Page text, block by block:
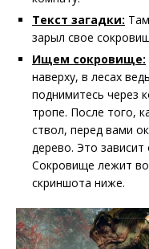
Текст загадки:
зарыл свое
Ищем сокровище:
наверху, в лесах
поднимитесь через
тропе. После того,
ствол, перед вами
дерево. Это
Сокровище лежит
скриншота ниже.